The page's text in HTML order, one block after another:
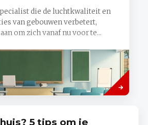
die de luchtkwaliteit en
van gebouwen verbetert,
om zich vanaf nu voor te...
Lees
meer
5 tips om je